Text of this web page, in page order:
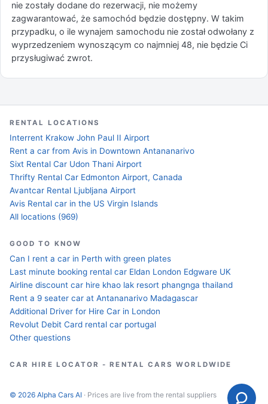
nie zostały dodane do rezerwacji, nie możemy
zagwarantować, że samochód będzie dostępny. W takim
przypadku, o ile wynajem samochodu nie został odwołany z
wyprzedzeniem wynoszącym co najmniej 48, nie będzie Ci
przysługiwać zwrot.
RENTAL LOCATIONS
Interrent Krakow John Paul II Airport
Rent a car from Avis in Downtown Antananarivo
Sixt Rental Car Udon Thani Airport
Thrifty Rental Car Edmonton Airport, Canada
Avantcar Rental Ljubljana Airport
Avis Rental car in the US Virgin Islands
All locations (969)
GOOD TO KNOW
Can I rent a car in Perth with green plates
Last minute booking rental car Eldan London Edgware UK
Airline discount car hire khao lak resort phangnga thailand
Rent a 9 seater car at Antananarivo Madagascar
Additional Driver for Hire Car in London
Revolut Debit Card rental car portugal
Other questions
CAR HIRE LOCATOR - RENTAL CARS WORLDWIDE
© 2026 Alpha Cars AI · Prices are live from the rental suppliers